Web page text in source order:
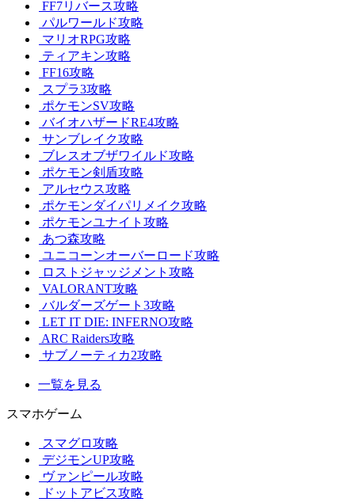
FF7リバース攻略
パルワールド攻略
マリオRPG攻略
ティアキン攻略
FF16攻略
スプラ3攻略
ポケモンSV攻略
バイオハザードRE4攻略
サンブレイク攻略
ブレスオブザワイルド攻略
ポケモン剣盾攻略
アルセウス攻略
ポケモンダイパリメイク攻略
ポケモンユナイト攻略
あつ森攻略
ユニコーンオーバーロード攻略
ロストジャッジメント攻略
VALORANT攻略
バルダーズゲート3攻略
LET IT DIE: INFERNO攻略
ARC Raiders攻略
サブノーティカ2攻略
一覧を見る
スマホゲーム
スマグロ攻略
デジモンUP攻略
ヴァンピール攻略
ドットアビス攻略